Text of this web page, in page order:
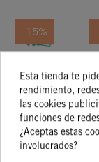
-15%
Pistón
Talla I
166,25 €
141,32 €
Esta tienda te
rendimiento,
las cookies
funciones de
¿Aceptas estas
involucrados?